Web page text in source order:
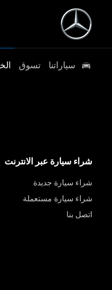
سياراتنا تسوق
شراء سيارة عبر الانترنت
شراء سيارة جديدة
شراء سيارة مستعملة
اتصل بنا